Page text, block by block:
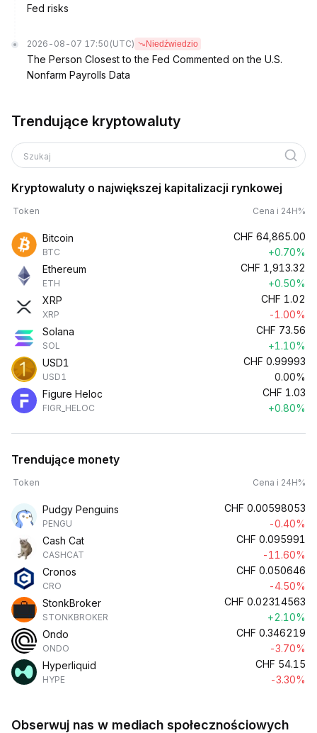
Fed risks
2026-08-07 17:50 (UTC) Niedźwiedzio
The Person Closest to the Fed Commented on the U.S.
Nonfarm Payrolls Data
Trendujące kryptowaluty
Szukaj
Kryptowaluty o największej kapitalizacji rynkowej
Token Cena i 24H%
Bitcoin
BTC
CHF 64,865.00
+0.70%
Ethereum
ETH
CHF 1,913.32
+0.50%
XRP
XRP
CHF 1.02
-1.00%
Solana
SOL
CHF 73.56
+1.10%
USD1
USD1
CHF 0.99993
0.00%
Figure Heloc
FIGR_HELOC
CHF 1.03
+0.80%
Trendujące monety
Token Cena i 24H%
Pudgy Penguins
PENGU
CHF 0.00598053
-0.40%
Cash Cat
CASHCAT
CHF 0.095991
-11.60%
Cronos
CRO
CHF 0.050646
-4.50%
StonkBroker
STONKBROKER
CHF 0.02314563
+2.10%
Ondo
ONDO
CHF 0.346219
-3.70%
Hyperliquid
HYPE
CHF 54.15
-3.30%
Obserwuj nas w mediach społecznościowych